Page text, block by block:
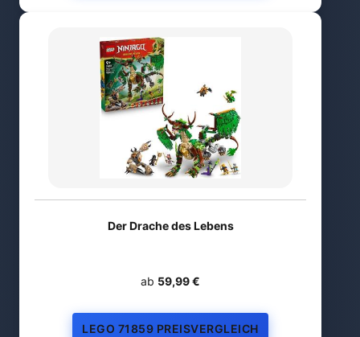
Der Drache des Lebens
ab 59,99 €
LEGO 71859 PREISVERGLEICH